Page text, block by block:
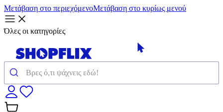
Μετάβαση στο περιεχόμενοΜετάβαση στο κυρίως μενού
Όλες οι κατηγορίες